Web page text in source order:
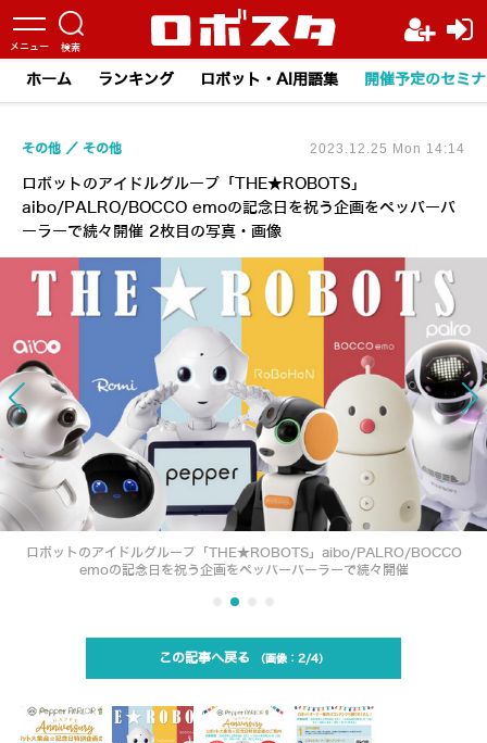
ホーム ランキング ロボット・AI用語集 開催予定のセミ
ロボットのアイドルグループ「THE★ROBOTS」
aibo/PALRO/BOCCO emoの記念日を祝う企画をペッパーパ
ーラーで続々開催 2枚目の写真・画像
その他 その他 2023.12.25 Mon 14:14
ロボットのアイドルグループ「THE★ROBOTS」aibo/PALRO/BOCCO
emoの記念日を祝う企画をペッパーパーラーで続々開催
この記事へ戻る 2/4